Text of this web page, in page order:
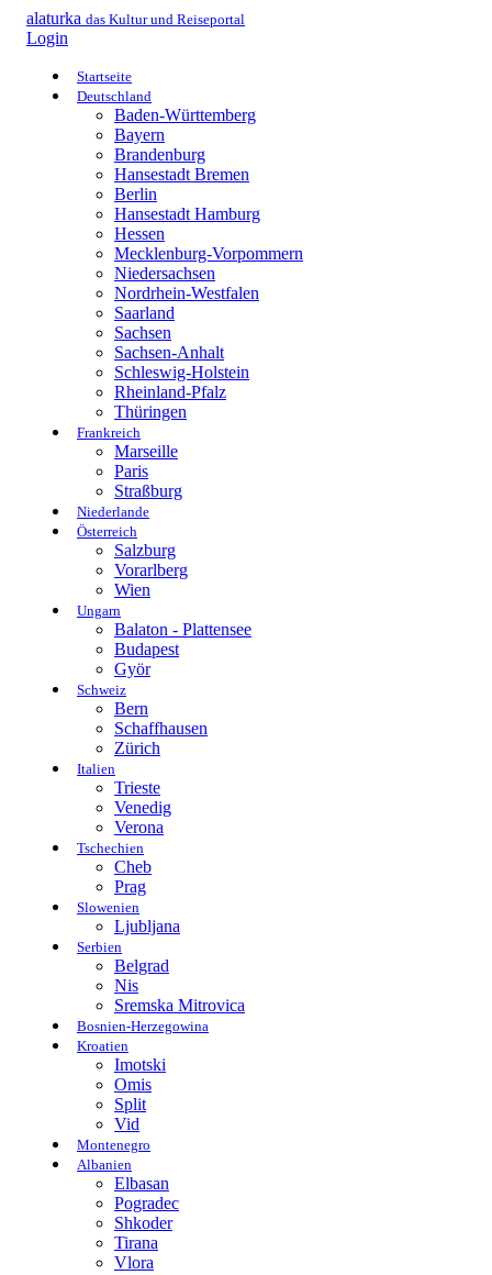
alaturka das Kultur und Reiseportal
Login
Startseite
Deutschland
Baden-Württemberg
Bayern
Brandenburg
Hansestadt Bremen
Berlin
Hansestadt Hamburg
Hessen
Mecklenburg-Vorpommern
Niedersachsen
Nordrhein-Westfalen
Saarland
Sachsen
Sachsen-Anhalt
Schleswig-Holstein
Rheinland-Pfalz
Thüringen
Frankreich
Marseille
Paris
Straßburg
Niederlande
Österreich
Salzburg
Vorarlberg
Wien
Ungarn
Balaton - Plattensee
Budapest
Györ
Schweiz
Bern
Schaffhausen
Zürich
Italien
Trieste
Venedig
Verona
Tschechien
Cheb
Prag
Slowenien
Ljubljana
Serbien
Belgrad
Nis
Sremska Mitrovica
Bosnien-Herzegowina
Kroatien
Imotski
Omis
Split
Vid
Montenegro
Albanien
Elbasan
Pogradec
Shkoder
Tirana
Vlora